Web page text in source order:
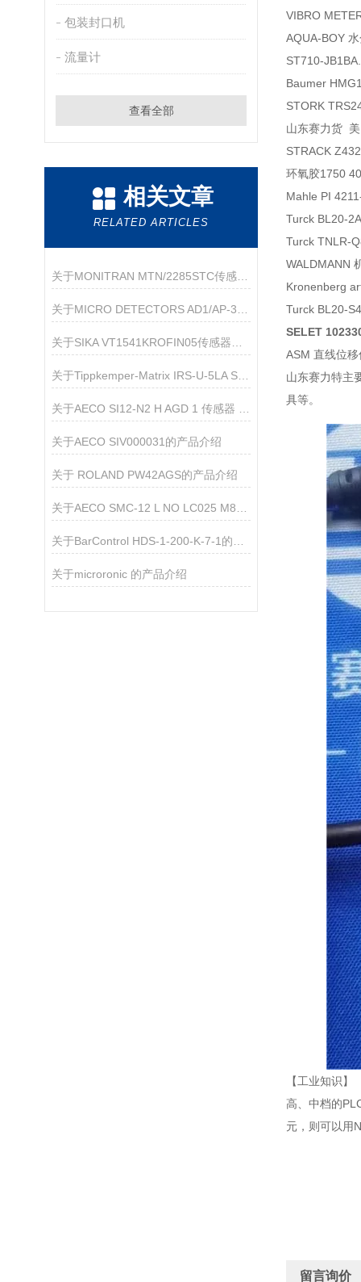
包装封口机
流量计
查看全部
相关文章
RELATED ARTICLES
关于MONITRAN MTN/2285STC传感器的产品介绍
关于Tippkemper-Matrix IRS-U-5LA S66传感器的产品介绍
关于AECO SIV000031的产品介绍
关于 ROLAND PW42AGS的产品介绍
关于microronic 的产品介绍
VIBRO
AQUA-BOY
ST710-
Baumer
STORK
山东赛力货
STRACK
环氧胶1750
Mahle PI
Turck BL20-
Turck TNLR-
WALDMANN
Kronenberg
Turck BL20-
SELET
ASM 直线位
山东赛力特主
具等。
【工业知识】
高、中档的
元，则可以用
留言询价